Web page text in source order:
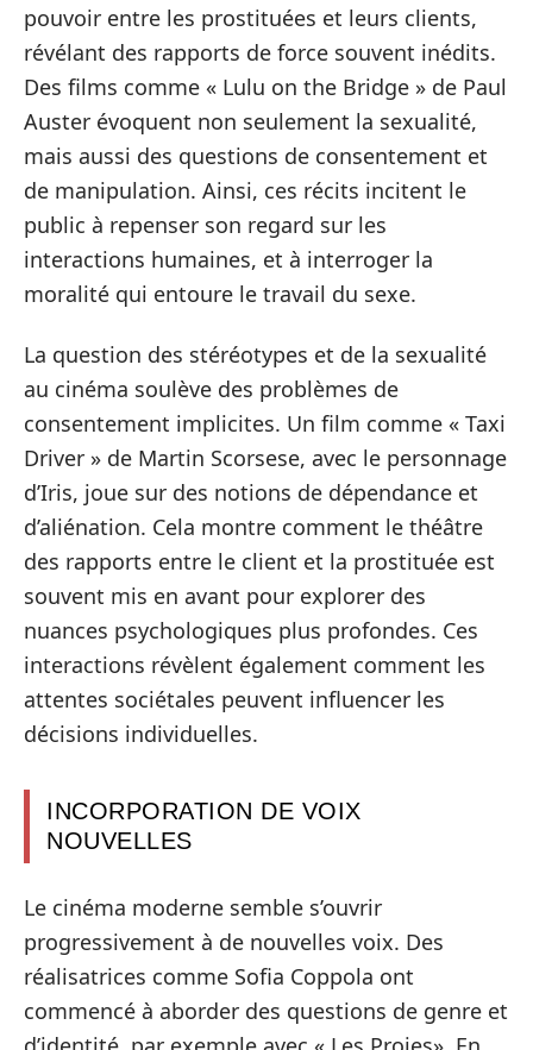
pouvoir entre les prostituées et leurs clients,
révélant des rapports de force souvent inédits.
Des films comme « Lulu on the Bridge » de Paul
Auster évoquent non seulement la sexualité,
mais aussi des questions de consentement et
de manipulation. Ainsi, ces récits incitent le
public à repenser son regard sur les
interactions humaines, et à interroger la
moralité qui entoure le travail du sexe.
La question des stéréotypes et de la sexualité
au cinéma soulève des problèmes de
consentement implicites. Un film comme « Taxi
Driver » de Martin Scorsese, avec le personnage
d’Iris, joue sur des notions de dépendance et
d’aliénation. Cela montre comment le théâtre
des rapports entre le client et la prostituée est
souvent mis en avant pour explorer des
nuances psychologiques plus profondes. Ces
interactions révèlent également comment les
attentes sociétales peuvent influencer les
décisions individuelles.
INCORPORATION DE VOIX
NOUVELLES
Le cinéma moderne semble s’ouvrir
progressivement à de nouvelles voix. Des
réalisatrices comme Sofia Coppola ont
commencé à aborder des questions de genre et